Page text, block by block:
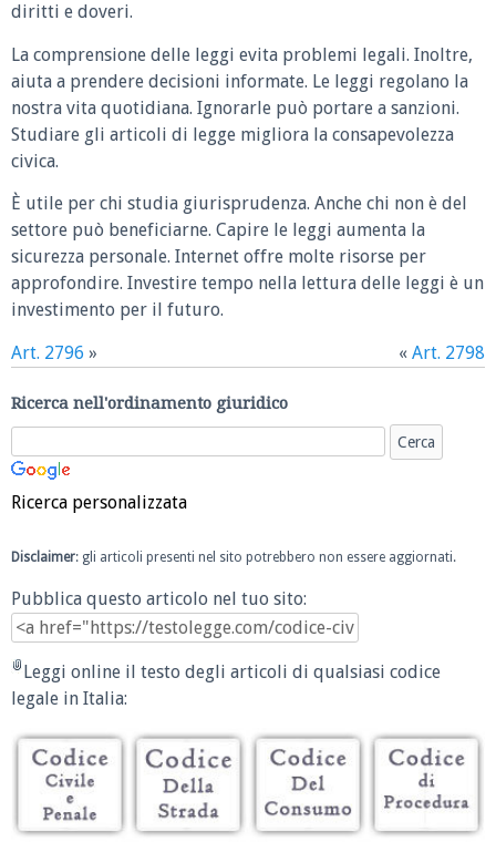
diritti e doveri.
La comprensione delle leggi evita problemi legali. Inoltre,
aiuta a prendere decisioni informate. Le leggi regolano la
nostra vita quotidiana. Ignorarle può portare a sanzioni.
Studiare gli articoli di legge migliora la consapevolezza
civica.
È utile per chi studia giurisprudenza. Anche chi non è del
settore può beneficiarne. Capire le leggi aumenta la
sicurezza personale. Internet offre molte risorse per
approfondire. Investire tempo nella lettura delle leggi è un
investimento per il futuro.
Art. 2796 » « Art. 2798
Ricerca nell'ordinamento giuridico
Ricerca personalizzata
Disclaimer: gli articoli presenti nel sito potrebbero non essere aggiornati.
Pubblica questo articolo nel tuo sito:
Leggi online il testo degli articoli di qualsiasi codice
legale in Italia: